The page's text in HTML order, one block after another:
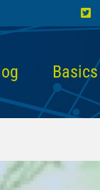
X
Basics